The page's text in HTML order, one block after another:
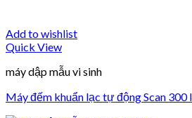
Add to wishlist
Quick View
máy dập mẫu vi sinh
Máy đếm khuẩn lạc tự động Scan 300